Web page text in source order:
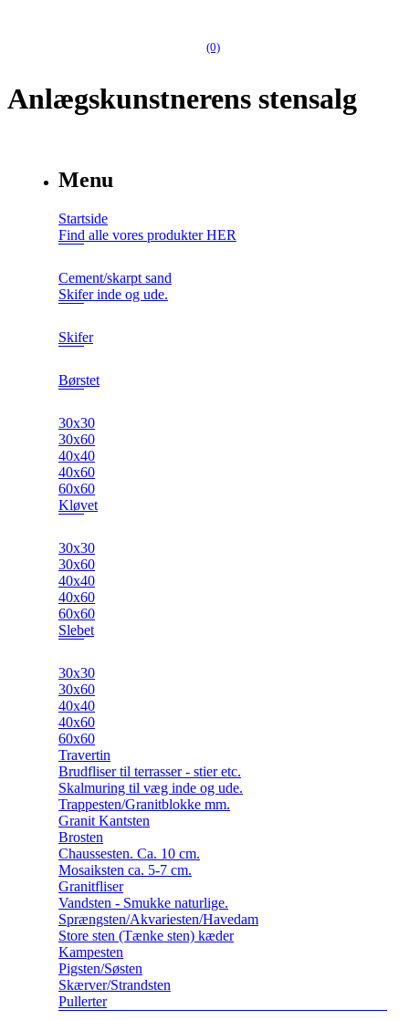
(0)
Anlægskunstnerens stensalg
Menu
Startside
Find alle vores produkter HER
Cement/skarpt sand
Skifer inde og ude.
Skifer
Børstet
30x30
30x60
40x40
40x60
60x60
Kløvet
30x30
30x60
40x40
40x60
60x60
Slebet
30x30
30x60
40x40
40x60
60x60
Travertin
Brudfliser til terrasser - stier etc.
Skalmuring til væg inde og ude.
Trappesten/Granitblokke mm.
Granit Kantsten
Brosten
Chaussesten. Ca. 10 cm.
Mosaiksten ca. 5-7 cm.
Granitfliser
Vandsten - Smukke naturlige.
Sprængsten/Akvariesten/Havedam
Store sten (Tænke sten) kæder
Kampesten
Pigsten/Søsten
Skærver/Strandsten
Pullerter